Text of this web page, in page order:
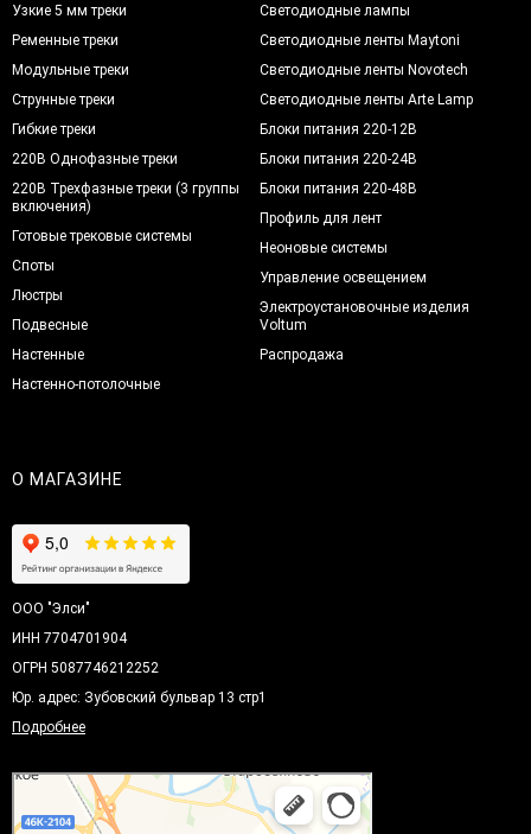
Узкие 5 мм треки
Ременные треки
Модульные треки
Струнные треки
Гибкие треки
220В Однофазные треки
220В Трехфазные треки (3 группы
включения)
Готовые трековые системы
Споты
Люстры
Подвесные
Настенные
Настенно-потолочные
Светодиодные лампы
Светодиодные ленты Maytoni
Светодиодные ленты Novotech
Светодиодные ленты Arte Lamp
Блоки питания 220-12В
Блоки питания 220-24В
Блоки питания 220-48В
Профиль для лент
Неоновые системы
Управление освещением
Электроустановочные изделия
Voltum
Распродажа
О МАГАЗИНЕ
ООО "Элси"
ИНН 7704701904
ОГРН 5087746212252
Юр. адрес: Зубовский бульвар 13 стр1
Подробнее